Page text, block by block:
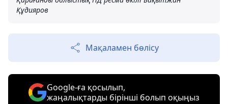
Құдияров
Мақаламен бөлісу
Google-ға қосылып,
жаңалықтарды бірінші болып оқыңыз